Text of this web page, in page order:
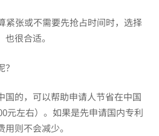
紧张或不需要先抢占时间时，选择
很合适。
国的，可以帮助申请人节省在中国
元左右）。如果是先申请国内专利
则不会减少。